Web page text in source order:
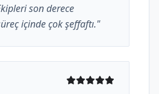
son derece
içinde çok şeffaftı."